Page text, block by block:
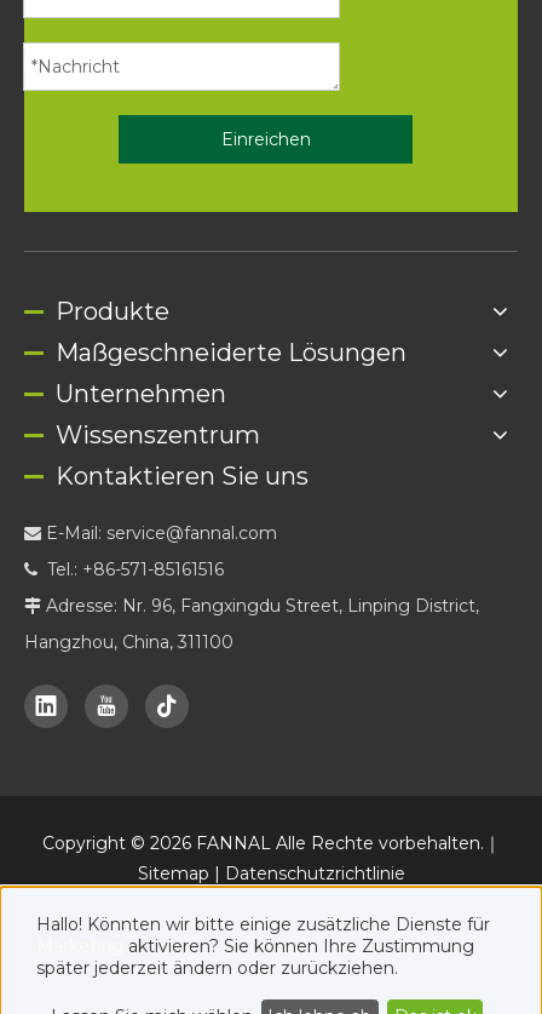
Einreichen
Produkte
Maßgeschneiderte Lösungen
Unternehmen
Wissenszentrum
Kontaktieren Sie uns
 E-Mail: service@fannal.com
 Tel.: +86-571-85161516
 Adresse: Nr. 96, Fangxingdu Street, Linping District,
Hangzhou, China, 311100
Copyright © 2026FANNAL Alle Rechte vorbehalten.｜
Sitemap | Datenschutzrichtlinie
www.fannal.com.
Hallo! Könnten wir bitte einige zusätzliche Dienste für
aktivieren? Sie können Ihre Zustimmung
später jederzeit ändern oder zurückziehen.